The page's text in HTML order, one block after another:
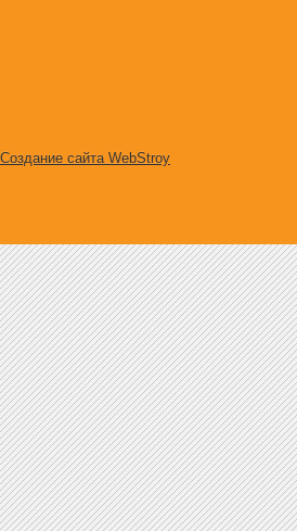
Создание сайта WebStroy